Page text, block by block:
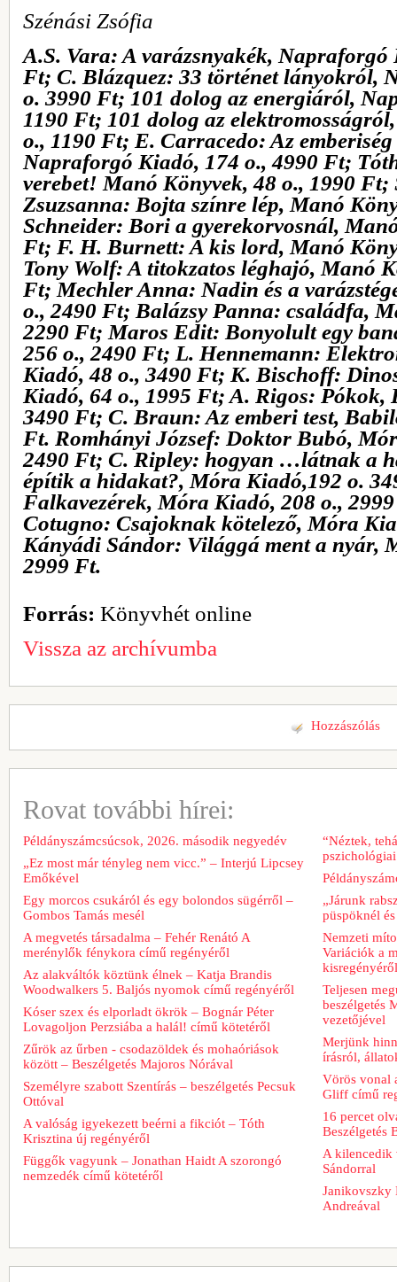
Szénási Zsófia
A.S. Vara: A varázsnyakék, Napraforgó
Ft; C. Blázquez: 33 történet lányokról,
o. 3990 Ft; 101 dolog az energiáról,
1190 Ft; 101 dolog az
o., 1190 Ft; E. Carracedo: Az
Napraforgó Kiadó, 174 o., 4990 Ft;
verebet! Manó Könyvek, 48 o., 1990 Ft;
Zsuzsanna: Bojta színre lép, Manó
Schneider: Bori a gyerekorvosnál,
Ft; F. H. Burnett: A kis lord, Manó
Tony Wolf: A titokzatos léghajó, Manó
Ft; Mechler Anna: Nadin és a
o., 2490 Ft; Balázsy Panna: családfa,
2290 Ft; Maros Edit: Bonyolult egy
256 o., 2490 Ft; L. Hennemann:
Kiadó, 48 o., 3490 Ft; K. Bischoff:
Kiadó, 64 o., 1995 Ft; A. Rigos: Pókok,
3490 Ft; C. Braun: Az emberi test,
Ft. Romhányi József: Doktor Bubó,
2490 Ft; C. Ripley: hogyan …látnak a
építik a hidakat?, Móra Kiadó,192 o.
Falkavezérek, Móra Kiadó, 208 o.,
Cotugno: Csajoknak kötelező, Móra
Kányádi Sándor: Világgá ment a nyár,
2999 Ft.
Forrás: Könyvhét online
Vissza az archívumba
Hozzászólás
Rovat további hírei:
Példányszámcsúcsok, 2026. második negyedév
„Ez most már tényleg nem vicc.” – Interjú Lipcsey
Emőkével
Egy morcos csukáról és egy bolondos sügérről –
Gombos Tamás mesél
A megvetés társadalma – Fehér Renátó A
merénylők fénykora című regényéről
Az alakváltók köztünk élnek – Katja Brandis
Woodwalkers 5. Baljós nyomok című regényéről
Kóser szex és elporladt ökrök – Bognár Péter
Lovagoljon Perzsiába a halál! című kötetéről
Zűrök az űrben - csodazöldek és mohaóriások
között – Beszélgetés Majoros Nórával
Személyre szabott Szentírás – beszélgetés Pecsuk
Ottóval
A valóság igyekezett beérni a fikciót – Tóth
Krisztina új regényéről
Függők vagyunk – Jonathan Haidt A szorongó
nemzedék című kötetéről
“Néztek,
„Járunk
püspöknél
Nemzeti
Variációk a
kisregényéről
Teljesen
beszélgetés
vezetőjével
Merjünk
írásról,
Vörös vonal
Gliff című
16 percet
Beszélgetés
A kilencedik
Sándorral
Janikovszky
Andreával